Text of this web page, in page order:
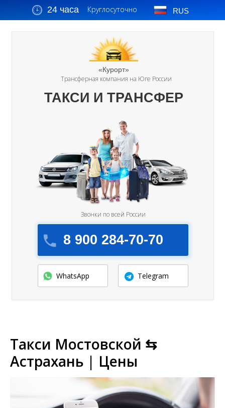
24 часа Круглосуточно RUS
«Курорт»
Трансферная компания на Юге России
8 900 284-70-70
Звонки по всей России
ТАКСИ И ТРАНСФЕР
WhatsApp Telegram
Такси Мостовской ⇆
Астрахань | Цены